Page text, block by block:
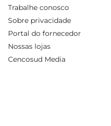
Trabalhe conosco
Sobre privacidade
Portal do fornecedor
Nossas lojas
Cencosud Media